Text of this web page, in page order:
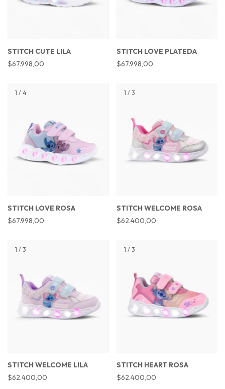
STITCH CUTE LILA
$67.998,00
STITCH LOVE PLATEDA
$67.998,00
1 / 4
STITCH LOVE ROSA
$67.998,00
1 / 3
STITCH WELCOME ROSA
$62.400,00
1 / 3
STITCH WELCOME LILA
$62.400,00
1 / 3
STITCH HEART ROSA
$62.400,00